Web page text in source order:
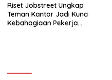
Riset Jobstreet Ungkap
Teman Kantor Jadi Kunci
Kebahagiaan Pekerja